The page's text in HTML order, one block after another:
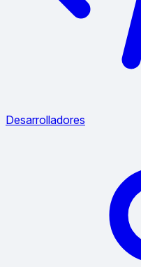
Desarrolladores